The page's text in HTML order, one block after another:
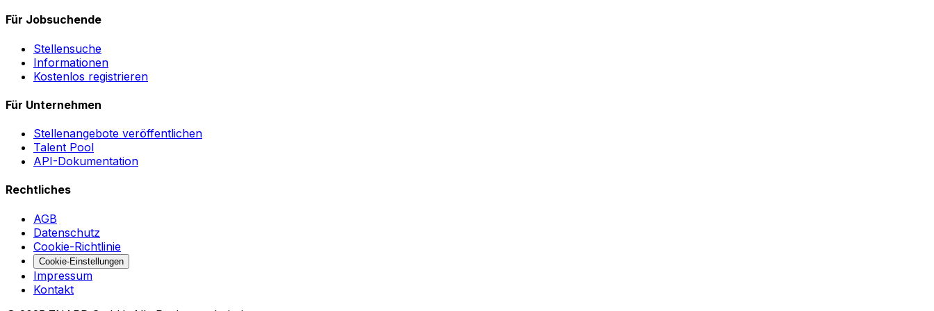
Für Jobsuchende
Stellensuche
Informationen
Kostenlos registrieren
Für Unternehmen
Stellenangebote veröffentlichen
Talent Pool
API-Dokumentation
Rechtliches
AGB
Datenschutz
Cookie-Richtlinie
Cookie-Einstellungen
Impressum
Kontakt